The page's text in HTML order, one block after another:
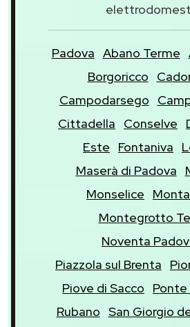
Padova Abano Terme
Borgoricco
Campodarsego
Cittadella
Conselve
Este
Fontaniva
Maserà di Padova
Monselice
Montegrotto
Noventa
Piazzola sul Brenta
Piove di Sacco
Ponte
Rubano San Giorgio